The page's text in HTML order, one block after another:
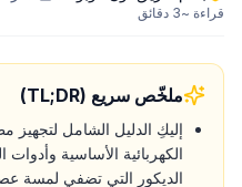
قراءة ~3 دقائق
ملخّص سريع (TL;DR)
إليكِ الدليل الشامل لتجهيز
الكهربائية الأساسية
الديكور التي تضفي لمسة